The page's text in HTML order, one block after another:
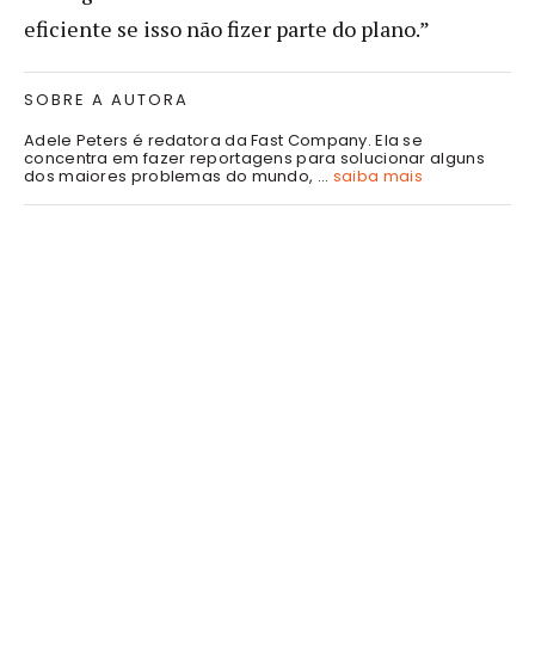
eficiente se isso não fizer parte do plano.”
SOBRE A AUTORA
Adele Peters é redatora da Fast Company. Ela se
concentra em fazer reportagens para solucionar alguns
dos maiores problemas do mundo, ... saiba mais